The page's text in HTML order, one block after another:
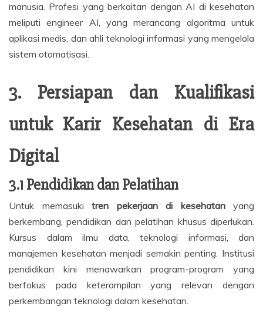
manusia. Profesi yang berkaitan dengan AI di kesehatan
meliputi engineer AI, yang merancang algoritma untuk
aplikasi medis, dan ahli teknologi informasi yang mengelola
sistem otomatisasi.
3. Persiapan dan Kualifikasi
untuk Karir Kesehatan di Era
Digital
3.1 Pendidikan dan Pelatihan
Untuk memasuki tren pekerjaan di kesehatanyang
berkembang, pendidikan dan pelatihan khusus diperlukan.
Kursus dalam ilmu data, teknologi informasi, dan
manajemen kesehatan menjadi semakin penting. Institusi
pendidikan kini menawarkan program-program yang
berfokus pada keterampilan yang relevan dengan
perkembangan teknologi dalam kesehatan.